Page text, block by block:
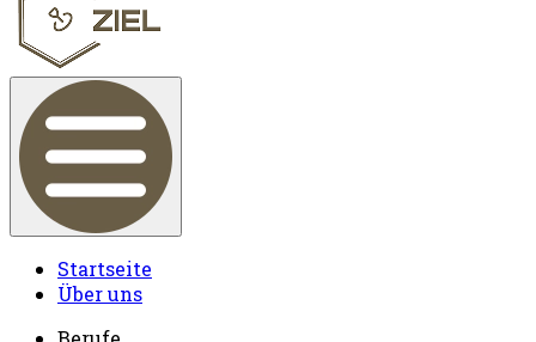
Startseite
Über uns